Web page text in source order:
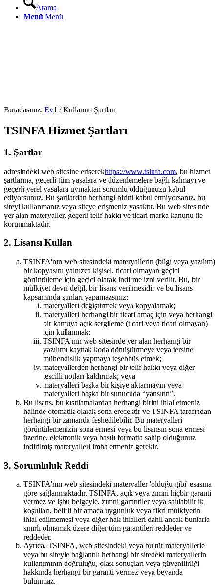
Arama
Menü Menü
Buradasınız: Ev1 / Kullanım Şartları
TSINFA Hizmet Şartları
1. Şartlar
adresindeki web sitesine erişerekhttps://www.tsinfa.com, bu hizmet
şartlarına, geçerli tüm yasalara ve düzenlemelere bağlı kalmayı ve
geçerli yerel yasalara uymaktan sorumlu olduğunuzu kabul
ediyorsunuz. Bu şartlardan herhangi birini kabul etmiyorsanız, bu
siteyi kullanmanız veya siteye erişmeniz yasaktır. Bu web sitesinde
yer alan materyaller, geçerli telif hakkı ve ticari marka kanunu ile
korunmaktadır.
2. Lisansı Kullan
TSINFA'nın web sitesindeki materyallerin (bilgi veya yazılım)
bir kopyasını yalnızca kişisel, ticari olmayan geçici
görüntüleme için geçici olarak indirme izni verilir. Bu, bir
mülkiyet devri değil, bir lisans verilmesidir ve bu lisans
kapsamında şunları yapamazsınız:
materyalleri değiştirmek veya kopyalamak;
materyalleri herhangi bir ticari amaç için veya herhangi
bir kamuya açık sergileme (ticari veya ticari olmayan)
için kullanmak;
TSINFA'nın web sitesinde yer alan herhangi bir
yazılımı kaynak koda dönüştürmeye veya tersine
mühendislik yapmaya teşebbüs etmek;
materyallerden herhangi bir telif hakkı veya diğer
tescilli notları kaldırmak; veya
materyalleri başka bir kişiye aktarmayın veya
materyalleri başka bir sunucuda “yansıtın”.
Bu lisans, bu kısıtlamalardan herhangi birini ihlal etmeniz
halinde otomatik olarak sona erecektir ve TSINFA tarafından
herhangi bir zamanda feshedilebilir. Bu materyalleri
görüntülemenizin sona ermesi veya bu lisansın sona ermesi
üzerine, elektronik veya basılı formatta sahip olduğunuz
indirilmiş materyalleri imha etmeniz gerekir.
3. Sorumluluk Reddi
TSINFA'nın web sitesindeki materyaller 'olduğu gibi' esasına
göre sağlanmaktadır. TSINFA, açık veya zımni hiçbir garanti
vermez ve işbu belgeyle, zımni garantiler veya satılabilirlik
koşulları, belirli bir amaca uygunluk veya fikri mülkiyetin
ihlal edilmemesi veya diğer hak ihlalleri dahil ancak bunlarla
sınırlı olmamak üzere diğer tüm garantileri reddeder ve
reddeder.
Ayrıca, TSINFA, web sitesindeki veya bu tür materyallerle
veya bu siteyle bağlantılı herhangi bir sitedeki materyallerin
kullanımının doğruluğu, olası sonuçları veya güvenilirliği
hakkında herhangi bir garanti vermez veya beyanda
bulunmaz.